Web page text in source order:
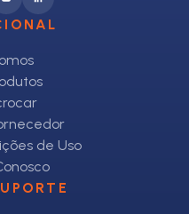
de Uso